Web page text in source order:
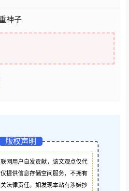
神子
版权声明
网用户自发贡献，该文观点仅代
提供信息存储空间服务，不拥有
法律责任。如发现本站有涉嫌抄